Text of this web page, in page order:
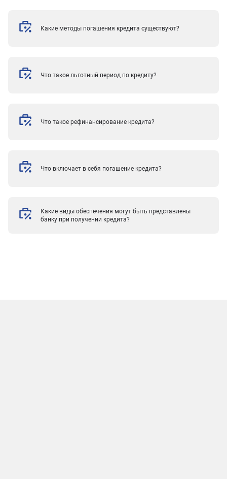
Какие методы погашения кредита существуют?
Что такое льготный период по кредиту?
Что такое рефинансирование кредита?
Что включает в себя погашение кредита?
Какие виды обеспечения могут быть представлены
банку при получении кредита?